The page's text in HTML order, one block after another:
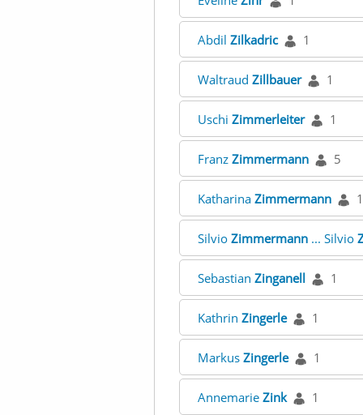
Abdil Zilkadric 1
Waltraud Zillbauer 1
Uschi Zimmerleiter 1
Franz Zimmermann 5
Katharina Zimmermann 1
Silvio Zimmermann... Silvio
Sebastian Zinganell 1
Kathrin Zingerle 1
Markus Zingerle 1
Annemarie Zink 1